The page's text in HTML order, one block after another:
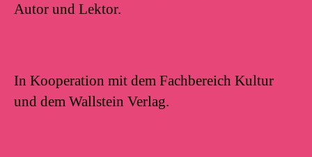
Autor und Lektor.
In Kooperation mit dem Fachbereich Kultur
und dem Wallstein Verlag.